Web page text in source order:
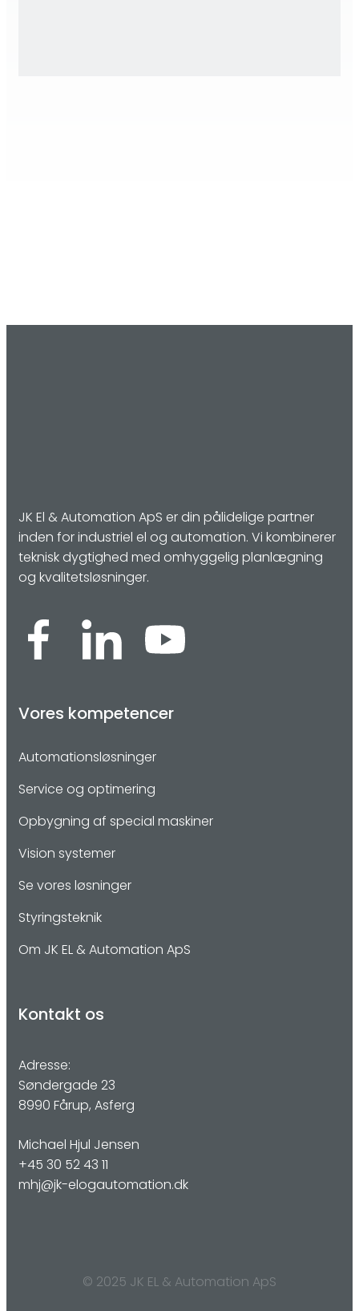
JK El & Automation ApS er din pålidelige partner
inden for industriel el og automation. Vi kombinerer
teknisk dygtighed med omhyggelig planlægning
og kvalitetsløsninger.
Vores kompetencer
Automationsløsninger
Service og optimering
Opbygning af special maskiner
Vision systemer
Se vores løsninger
Styringsteknik
Om JK EL & Automation ApS
Kontakt os
Adresse:
Søndergade 23
8990 Fårup, Asferg
Michael Hjul Jensen
+45 30 52 43 11
mhj@jk-elogautomation.dk
© 2025 JK EL & Automation ApS